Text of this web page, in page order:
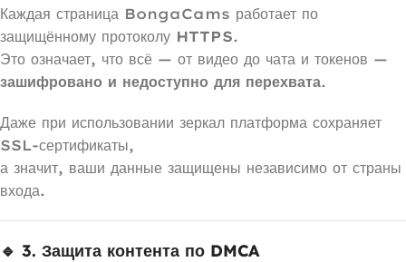
Каждая страница BongaCams работает по
защищённому протоколу HTTPS.
Это означает, что всё — от видео до чата и токенов —
зашифровано и недоступно для перехвата.
Даже при использовании зеркал платформа сохраняет
SSL-сертификаты,
а значит, ваши данные защищены независимо от страны
входа.
🔹 3. Защита контента по DMCA